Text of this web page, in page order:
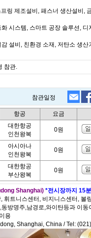
프링 제조설비, 패스너 생산설비,
시스템, 스마트 공장 솔루션, 디
설비, 친환경 소재, 저탄소 생산
참관.
참관일정
항공 요금
대한항공
인천왕복
0원
아시아나
인천왕복
0원
대한항공
부산왕복
0원
Shanghai) *전시장까지 15
휘트니스센터, 비지니스센터, 볼
방명주,남경로,와이탄등과 이동
용
Shanghai, China / Tel: